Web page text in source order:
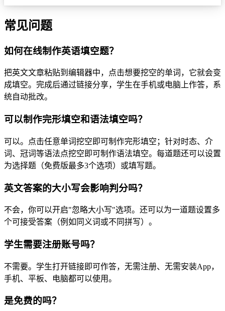
常见问题
如何在线制作英语填空题？
把英文文章粘贴到编辑器中，点击想要挖空的单词，它就会变
成填空。完成后通过链接分享，学生在手机或电脑上作答，系
统自动批改。
可以制作完形填空和语法填空吗？
可以。点击任意单词挖空即可制作完形填空；针对时态、介
词、冠词等语法点挖空即可制作语法填空。每道题还可以设置
为选择题（免费版最多3个选项）或填写题。
英文答案的大小写会影响判分吗？
不会，你可以开启"忽略大小写"选项。还可以为一道题设置多
个可接受答案（例如同义词或不同拼写）。
学生需要注册账号吗？
不需要。学生打开链接即可作答，无需注册、无需安装App，
手机、平板、电脑都可以使用。
是免费的吗？